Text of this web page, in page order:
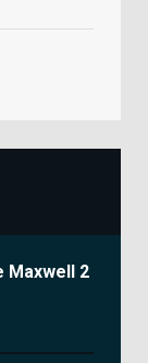
Maxwell 2